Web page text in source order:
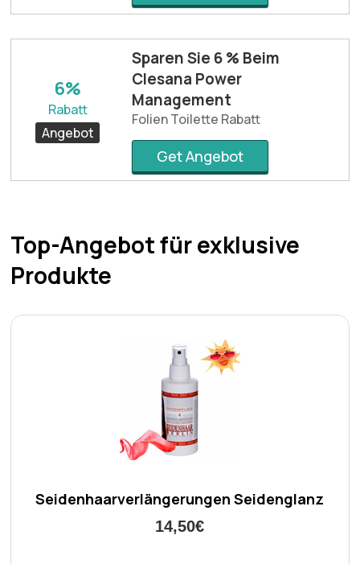
6%
Rabatt
Angebot
Sparen Sie 6 % Beim
Clesana Power
Management
Folien Toilette Rabatt
Get Angebot
Top-Angebot für exklusive
Produkte
Seidenhaarverlängerungen Seidenglanz
14,50€